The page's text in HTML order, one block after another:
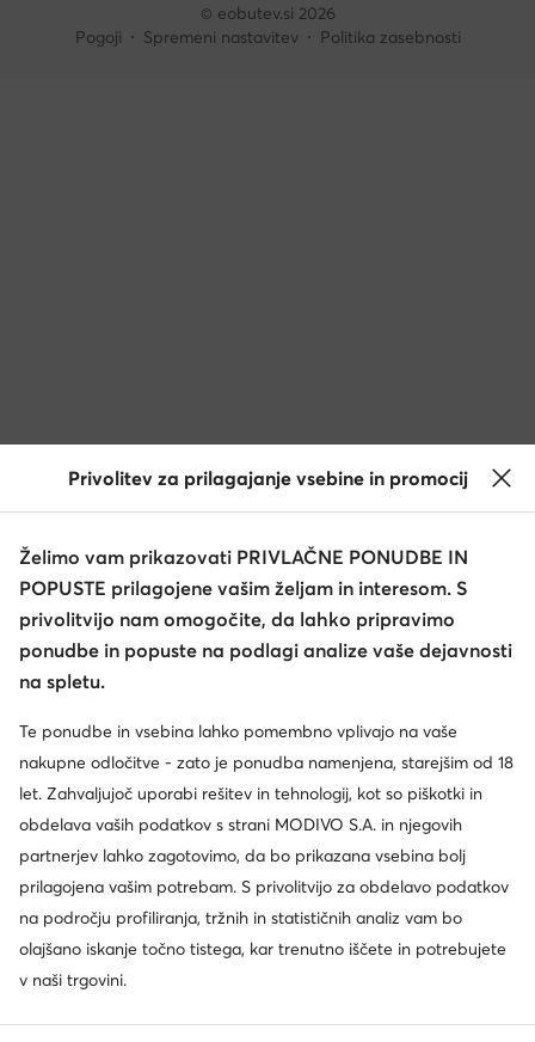
© eobutev.si 2026
Pogoji
Spremeni nastavitev Politika zasebnosti
Privolitev za prilagajanje vsebine in promocij
Želimo vam prikazovati PRIVLAČNE PONUDBE IN
POPUSTE prilagojene vašim željam in interesom. S
privolitvijo nam omogočite, da lahko pripravimo
ponudbe in popuste na podlagi analize vaše dejavnosti
na spletu.
Te ponudbe in vsebina lahko pomembno vplivajo na vaše
nakupne odločitve - zato je ponudba namenjena, starejšim od 18
let. Zahvaljujoč uporabi rešitev in tehnologij, kot so piškotki in
obdelava vaših podatkov s strani MODIVO S.A. in njegovih
partnerjev lahko zagotovimo, da bo prikazana vsebina bolj
prilagojena vašim potrebam. S privolitvijo za obdelavo podatkov
na področju profiliranja, tržnih in statističnih analiz vam bo
olajšano iskanje točno tistega, kar trenutno iščete in potrebujete
v naši trgovini.